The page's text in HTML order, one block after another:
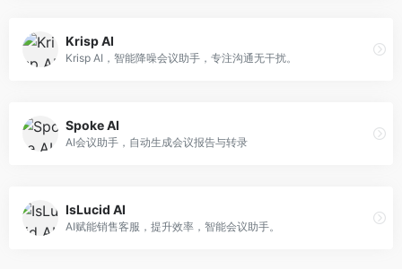
Krisp AI
Krisp AI，智能降噪会议助手，专注沟通无干扰。
Spoke AI
AI会议助手，自动生成会议报告与转录
IsLucid AI
AI赋能销售客服，提升效率，智能会议助手。